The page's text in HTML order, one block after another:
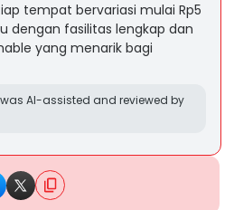
tempat bervariasi mulai Rp5
dengan fasilitas lengkap dan
yang menarik bagi
AI-assisted and reviewed by